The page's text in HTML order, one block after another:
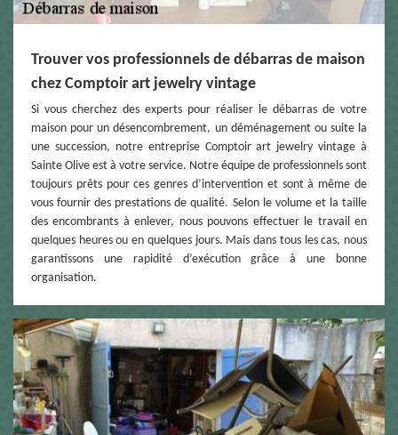
Trouver vos professionnels de débarras de maison
chez Comptoir art jewelry vintage
Si vous cherchez des experts pour réaliser le débarras de votre
maison pour un désencombrement, un déménagement ou suite la
une succession, notre entreprise Comptoir art jewelry vintage à
Sainte Olive est à votre service. Notre équipe de professionnels sont
toujours prêts pour ces genres d’intervention et sont à même de
vous fournir des prestations de qualité. Selon le volume et la taille
des encombrants à enlever, nous pouvons effectuer le travail en
quelques heures ou en quelques jours. Mais dans tous les cas, nous
garantissons une rapidité d’exécution grâce à une bonne
organisation.